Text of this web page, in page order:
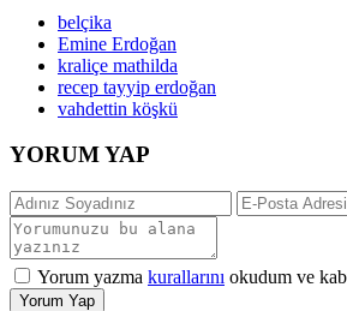
belçika
Emine Erdoğan
kraliçe mathilda
recep tayyip erdoğan
vahdettin köşkü
YORUM YAP
Yorum yazma kurallarını okudum ve
Yorum Yap